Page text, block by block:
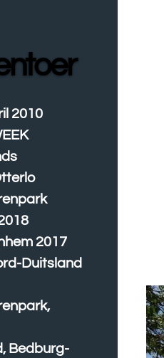
2010
2017
Duitsland
Bedburg-